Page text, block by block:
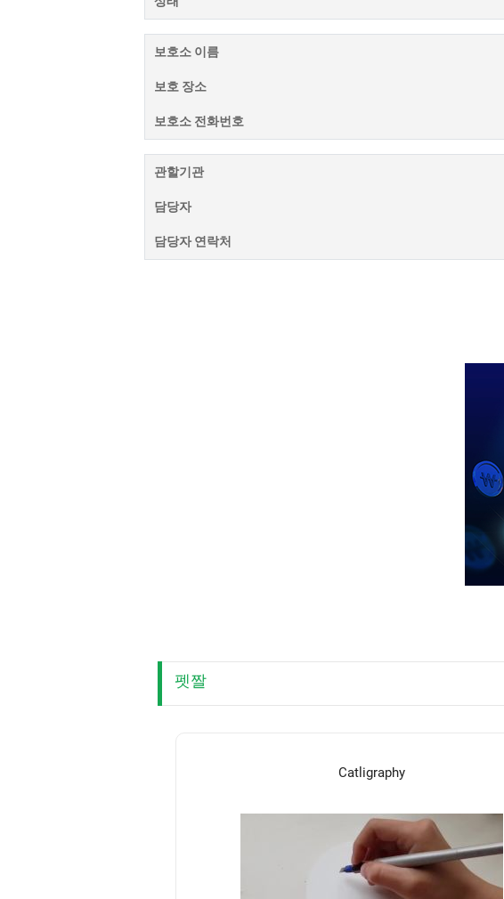
보호소 이름
보호 장소
보호소 전화번호
관할기관
담당자
담당자 연락처
펫짤
Catligraphy